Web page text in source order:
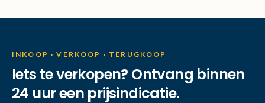
INKOOP · VERKOOP · TERUGKOOP
Iets te verkopen? Ontvang binnen
24 uur een prijsindicatie.